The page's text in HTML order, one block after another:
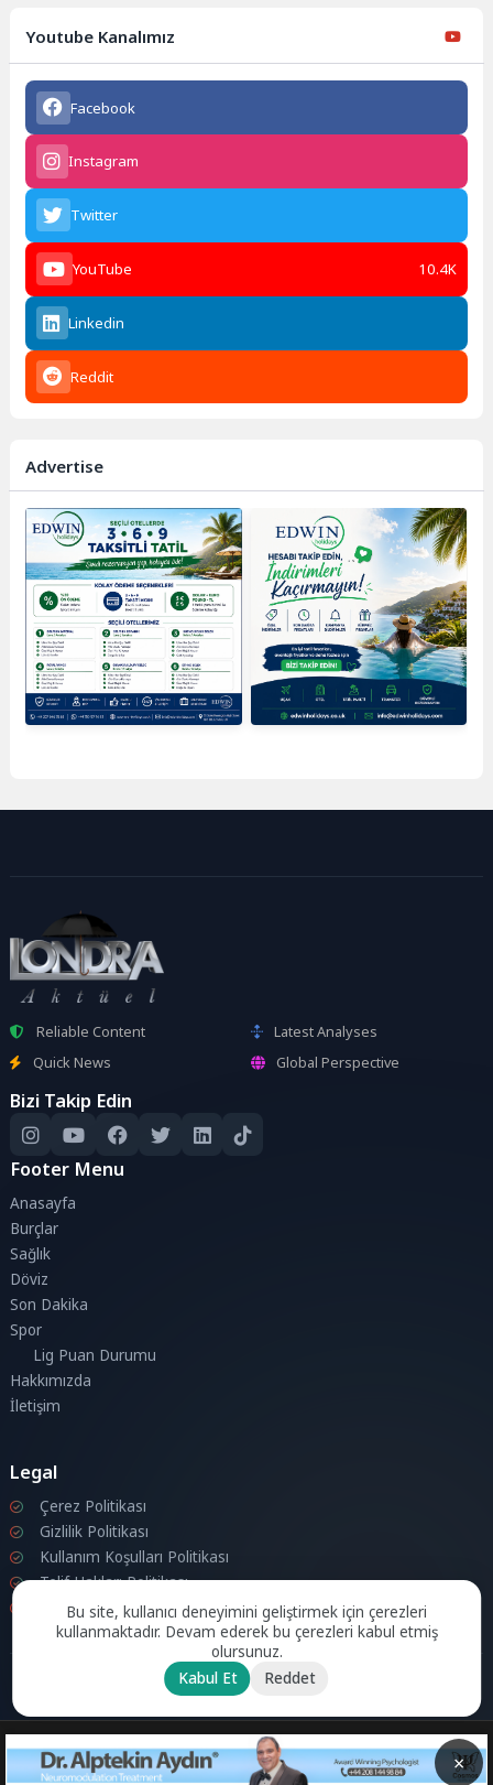
Youtube Kanalımız
Facebook
Instagram
Twitter
YouTube 10.4K
Linkedin
Reddit
Advertise
Reliable Content
Latest Analyses
Quick News
Global Perspective
Bizi Takip Edin
Footer Menu
Anasayfa
Burçlar
Sağlık
Döviz
Son Dakika
Spor
Lig Puan Durumu
Hakkımızda
İletişim
Legal
Çerez Politikası
Gizlilik Politikası
Kullanım Koşulları Politikası
Telif Hakları Politikası
İletişim
© 2026 Londra Aktuel Tüm hakları saklıdır.Powered byAksoy
Software LTD
Bu site, kullanıcı deneyimini geliştirmek için çerezleri
kullanmaktadır. Devam ederek bu çerezleri kabul etmiş
olursunuz.
Kabul Et
Reddet